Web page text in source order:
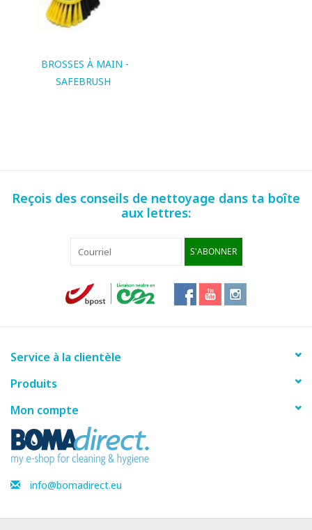
BROSSES À MAIN -
SAFEBRUSH
Reçois des conseils de nettoyage dans ta boîte
aux lettres:
S'ABONNER
Service à la clientèle
Produits
Mon compte
info@bomadirect.eu